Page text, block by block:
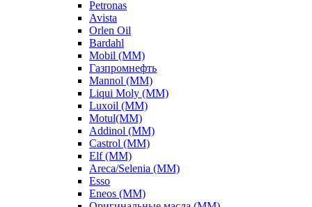
Petronas
Avista
Orlen Oil
Bardahl
Mobil (ММ)
Газпромнефть
Mannol (ММ)
Liqui Moly (ММ)
Luxoil (ММ)
Motul(ММ)
Addinol (ММ)
Castrol (ММ)
Elf (ММ)
Areca/Selenia (ММ)
Esso
Eneos (ММ)